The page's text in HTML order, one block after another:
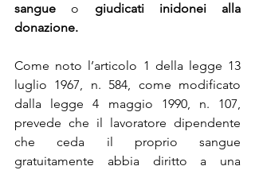
sangue o giudicati inidonei alla
donazione.
Come noto l’articolo 1 della legge 13
luglio 1967, n. 584, come modificato
dalla legge 4 maggio 1990, n. 107,
prevede che il lavoratore dipendente
che ceda il proprio sangue
gratuitamente abbia diritto a una